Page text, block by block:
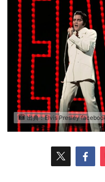
出典：Elvis Presley